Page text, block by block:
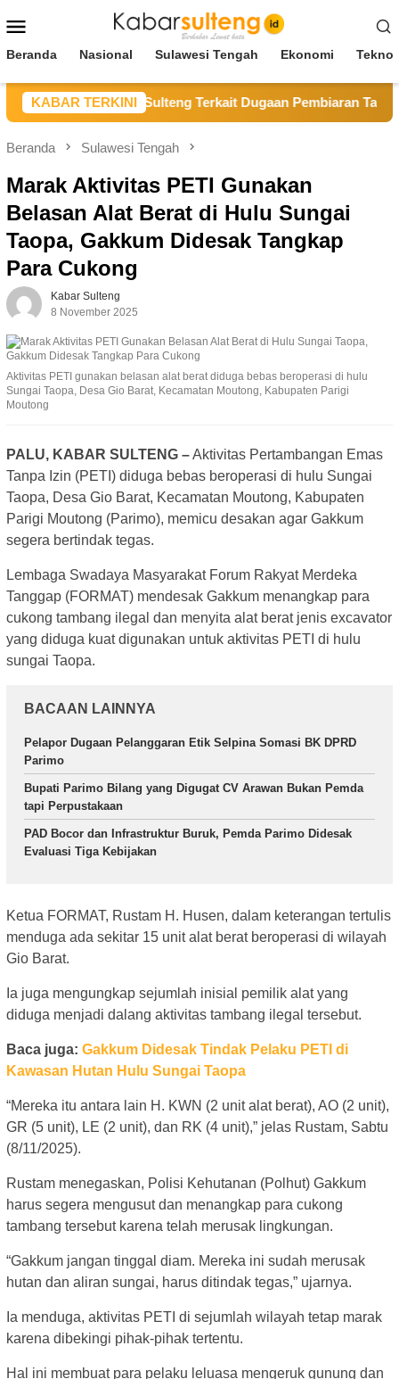
ke
Mobile
Beranda Nasional Sulawesi Tengah Ekonomi
KABAR TERKINI
Gubernur Sulteng Terkait Dugaan Pembiaran Tailing B3
Beranda Sulawesi Tengah
Marak Aktivitas PETI Gunakan
Belasan Alat Berat di Hulu Sungai
Taopa, Gakkum Didesak Tangkap
Para Cukong
Kabar Sulteng
8 November 2025
Aktivitas PETI gunakan belasan alat berat diduga bebas beroperasi di hulu
Sungai Taopa, Desa Gio Barat, Kecamatan Moutong, Kabupaten Parigi
Moutong
PALU, KABAR SULTENG –Aktivitas Pertambangan Emas
Tanpa Izin (PETI) diduga bebas beroperasi di hulu Sungai
Taopa, Desa Gio Barat, Kecamatan Moutong, Kabupaten
Parigi Moutong (Parimo), memicu desakan agar Gakkum
segera bertindak tegas.
Lembaga Swadaya Masyarakat Forum Rakyat Merdeka
Tanggap (FORMAT) mendesak Gakkum menangkap para
cukong tambang ilegal dan menyita alat berat jenis excavator
yang diduga kuat digunakan untuk aktivitas PETI di hulu
sungai Taopa.
BACAAN LAINNYA
Pelapor Dugaan Pelanggaran Etik Selpina Somasi BK DPRD
Parimo
Bupati Parimo Bilang yang Digugat CV Arawan Bukan Pemda
tapi Perpustakaan
PAD Bocor dan Infrastruktur Buruk, Pemda Parimo Didesak
Evaluasi Tiga Kebijakan
Ketua FORMAT, Rustam H. Husen, dalam keterangan tertulis
menduga ada sekitar 15 unit alat berat beroperasi di wilayah
Gio Barat.
Ia juga mengungkap sejumlah inisial pemilik alat yang
diduga menjadi dalang aktivitas tambang ilegal tersebut.
Baca juga: Gakkum Didesak Tindak Pelaku PETI di
Kawasan Hutan Hulu Sungai Taopa
“Mereka itu antara lain H. KWN (2 unit alat berat), AO (2 unit),
GR (5 unit), LE (2 unit), dan RK (4 unit),” jelas Rustam, Sabtu
(8/11/2025).
Rustam menegaskan, Polisi Kehutanan (Polhut) Gakkum
harus segera mengusut dan menangkap para cukong
tambang tersebut karena telah merusak lingkungan.
“Gakkum jangan tinggal diam. Mereka ini sudah merusak
hutan dan aliran sungai, harus ditindak tegas,” ujarnya.
Ia menduga, aktivitas PETI di sejumlah wilayah tetap marak
karena dibekingi pihak-pihak tertentu.
Hal ini membuat para pelaku leluasa mengeruk gunung dan